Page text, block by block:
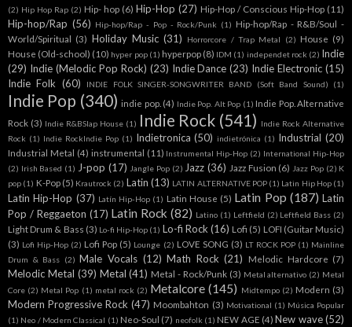
(2) Hip Hop Rap (2) Hip- hop (6) Hip-Hop (27) Hip-Hop / Conscious Hip-Hop (11)
Hip-hop/Rap (56) Hip-hop/Rap - Pop - Rock/Punk (1) Hip-hop/Rap - R&B/Soul -
World/Spiritual (3) Holiday Music (31) Horrorcore / Trap Metal (2) House (9)
House (Old-school) (10) hyper pop (1) hyperpop (8) IDM (1) independet rock (2) Indie
(29) Indie (Melodic Pop Rock) (23) Indie Dance (23) Indie Electronic (15)
Indie Folk (60) INDIE FOLK SINGER-SONGWRITER BAND (Soft Band Sound) (1)
Indie Pop (340) indie pop. (4) Indie Pop. Alt Pop (1) Indie Pop. Alternative
Rock (3) Indie R&BSlap House (1) Indie Rock (541) Indie Rock Alternative
Rock (1) Indie RockIndie Pop (1) Indietronica (50) indietrónica (1) Industrial (20)
Industrial Metal (4) instrumental (11) Instrumental Hip-Hop (2) International Hip-Hop
(2) Irish Based (1) J-pop (17) Jangle Pop (2) Jazz (36) Jazz Fusion (6) Jazz Pop (2) K
pop (1) K-Pop (5) Krautrock (2) Latin (13) LATIN ALTERNATIVE POP (1) Latin Hip Hop (1)
Latin Hip-Hop (37) Latín Hip-Hop (1) Latin House (5) Latin Pop (187) Latin
Pop / Reggaeton (17) Latin Rock (82) Latino (1) Leftfield (2) Leftfield Bass (2)
Light Drum & Bass (3) Lo-fi Hip-Hop (1) Lo-fi Rock (16) Lofi (5) LOFI (Guitar Music)
(3) Lofi Hip-Hop (2) Lofi Pop (5) Lounge (2) LOVE SONG (3) LT ROCK POP (1) Mainline
Drum & Bass (2) Male Vocals (12) Math Rock (21) Melodic Hardcore (7)
Melodic Metal (39) Metal (41) Metal - Rock/Punk (3) Metal alternativo (2) Metal
Core (2) Metal Pop (1) metal rock (2) Metalcore (145) Midtempo (2) Modern (3)
Modern Progressive Rock (47) Moombahton (3) Motivational (1) Música Popular
(1) Neo / Modern Classical (1) Neo-Soul (7) neofolk (1) NEW AGE (4) New wave (52)